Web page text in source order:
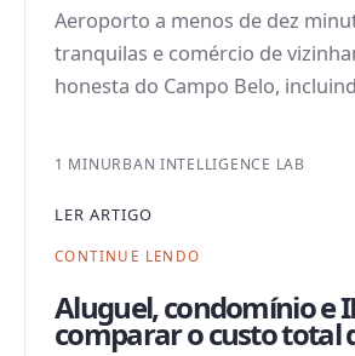
Aeroporto a menos de dez
tranquilas e comércio de
honesta do Campo Belo,
1 MINURBAN INTELLIGENCE LAB
LER ARTIGO
CONTINUE LENDO
Aluguel, condomínio e
comparar o custo total